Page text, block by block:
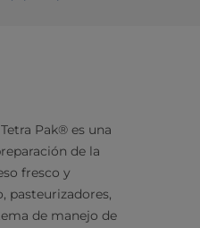
Pak® es una
de la
fresco y
pasteurizadores,
de manejo de